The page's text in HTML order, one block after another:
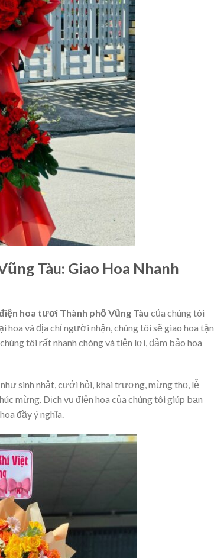
Tàu: Giao Hoa Nhanh
hoa tươi Thành phố Vũng Tàu của chúng tôi
hoa và địa chỉ người nhận, chúng tôi sẽ giao hoa tận
tôi rất nhanh chóng và tiện lợi, đảm bảo hoa
sinh nhật, cưới hỏi, khai trương, mừng thọ, lễ
mừng. Dịch vụ điện hoa của chúng tôi giúp bạn
đầy ý nghĩa.